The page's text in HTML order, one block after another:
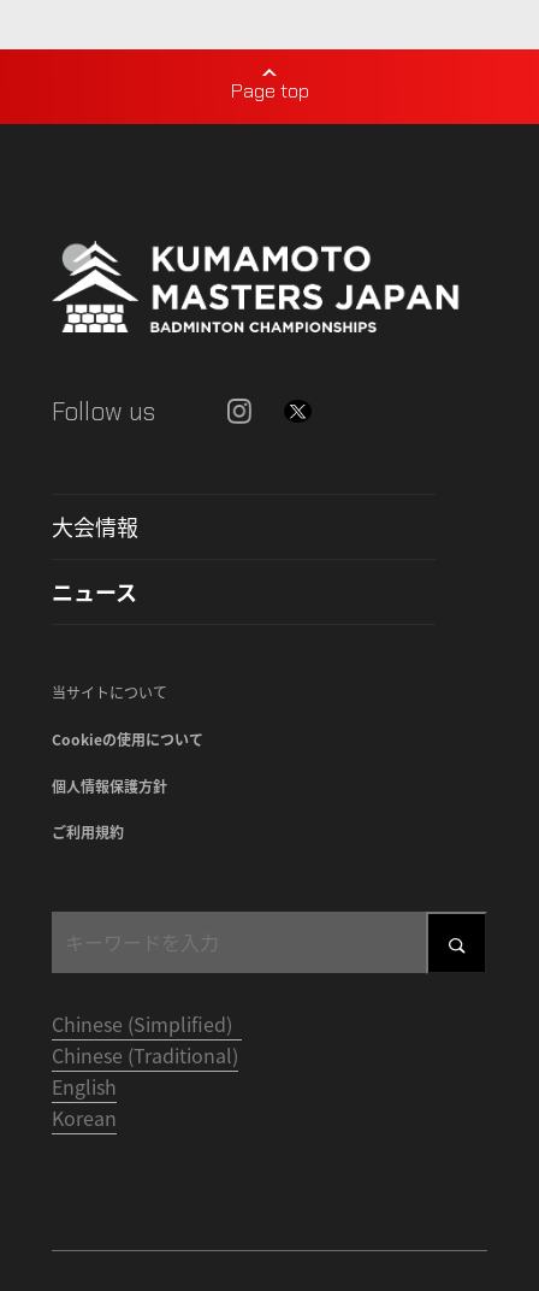
Page top
Follow us
大会情報
ニュース
当サイトについて
Cookieの使用について
個人情報保護方針
ご利用規約
Chinese (Simplified)
Chinese (Traditional)
English
Korean